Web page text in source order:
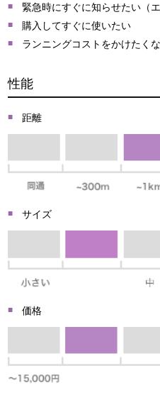
緊急時にすぐに知らせたい（
購入してすぐに使いたい
ランニングコストをかけたく
性能
距離
サイズ
価格